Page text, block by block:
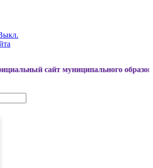
муниципального образования